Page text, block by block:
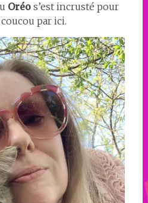
Oréos’est incrusté pour
par ici.